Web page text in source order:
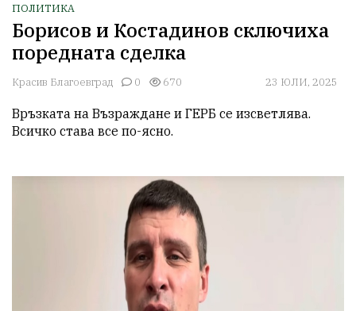
ПОЛИТИКА
Борисов и Костадинов сключиха
поредната сделка
Красив Благоевград 0 670 23 ЮЛИ, 2025
Връзката на Възраждане и ГЕРБ се изсветлява.
Всичко става все по-ясно.